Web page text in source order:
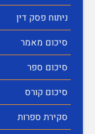
ניתוח פסק דין
סיכום מאמר
סיכום ספר
סיכום קורס
סקירת ספרות